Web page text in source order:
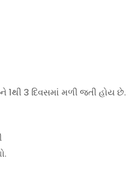
1થી 3 દિવસમાં મળી જતી હોય છે.